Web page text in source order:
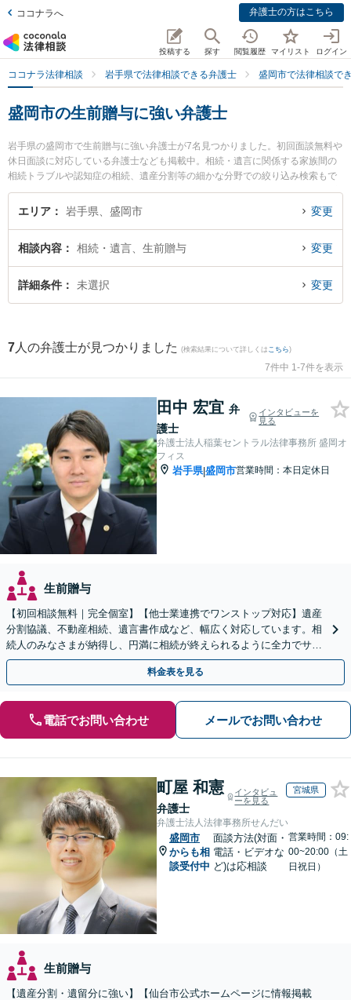
ココナラへ 弁護士の方はこちら
投稿する 探す 閲覧履歴 マイリスト ログイン
ココナラ法律相談 岩手県で法律相談できる弁護士 盛岡市で法律相談で
盛岡市の生前贈与に強い弁護士
岩手県の盛岡市で生前贈与に強い弁護士が7名見つかりました。初回面談無料や
休日面談に対応している弁護士なども掲載中。相続・遺言に関係する家族間の
相続トラブルや認知症の相続、遺産分割等の細かな分野での絞り込み検索もで
き便利です。特に弁護士法人稲葉セントラル法律事務所 盛岡オフィスの田中 宏
宜弁護士やベリーベスト法律事務所 盛岡オフィスの小野寺 宏行弁護士、盛岡ナ
を今すぐに弁護士に相談したい』『生前贈与のトラブル解決の実績豊富な近く
の弁護士を検索したい』『初回相談無料で生前贈与を法律相談できる盛岡市内
の弁護士に相談予約したい』などでお困りの相談者さんにおすすめです。
エリア 岩手県、盛岡市 変更
相談内容 相続・遺言、生前贈与 変更
詳細条件 未選択 変更
7 人の弁護士が見つかりました (検索結果について詳しくは こちら)
7件中 1-7件を表示
田中 宏宜 弁
護士
インタビューを
見る
弁護士法人稲葉セントラル法律事務所 盛岡オ
フィス
岩手県|盛岡市営業時間：本日定休日
生前贈与
【初回相談無料｜完全個室】【他士業連携でワンストップ対応】遺産
分割協議、不動産相続、遺言書作成など、幅広く対応しています。相
続人のみなさまが納得し、円満に相続が終えられるように全力でサポ
ートいたします。ぜひご相談ください。【WEB面談可】
料金表を見る
電話でお問い合わせ メールでお問い合わせ
町屋 和憲
弁護士
インタビュ
ーを見る
宮城県
弁護士法人法律事務所せんだい
盛岡市
からも相
談受付中
面談方法(対面・
電話・ビデオな
ど)は応相談
営業時間：09:
00~20:00（土
日祝日）
生前贈与
【遺産分割・遺留分に強い】【仙台市公式ホームページに情報掲載